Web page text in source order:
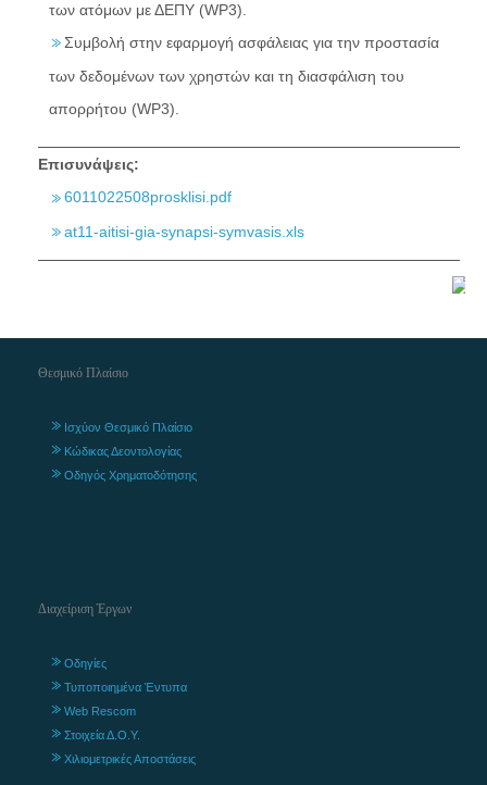
των ατόμων με ΔΕΠΥ (WP3).
Συμβολή στην εφαρμογή ασφάλειας για την προστασία
των δεδομένων των χρηστών και τη διασφάλιση του
απορρήτου (WP3).
Επισυνάψεις:
6011022508prosklisi.pdf
at11-aitisi-gia-synapsi-symvasis.xls
Θεσμικό Πλαίσιο
Ισχύον Θεσμικό Πλαίσιο
Κώδικας Δεοντολογίας
Οδηγός Χρηματοδότησης
Διαχείριση Έργων
Οδηγίες
Τυποποιημένα Έντυπα
Web Rescom
Στοιχεία Δ.Ο.Υ.
Χιλιομετρικές Αποστάσεις